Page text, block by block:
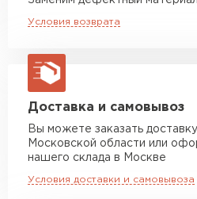
Кровля защищена от
металлочерепицы
металл, оцинковку и
Вас порадует долгий
черепицы.
макс. длина груза 13,5 м
Манипулятор до 5 тн
макс. длина груза 6 м
Манипулятор до 10 тн
макс. длина груза 8 м
Манипулятор до 20 тн
Условия возврата
Доставка и самовывоз
Вы можете заказать
Московской области или
нашего склада в Москве
Условия доставки и самовывоза